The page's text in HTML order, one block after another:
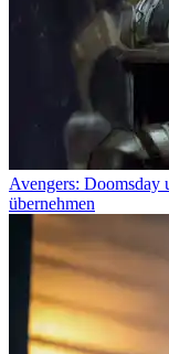
Avengers: Doomsday
übernehmen